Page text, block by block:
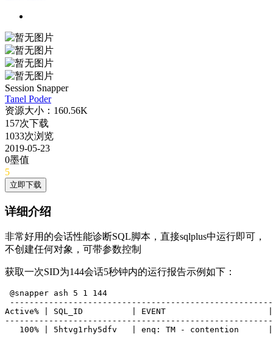
Session Snapper
Tanel Poder
资源大小：160.56K
157次下载
1033次浏览
2019-05-23
0墨值
5
立即下载
详细介绍
非常好用的会话性能诊断SQL脚本，直接sqlplus中运行即可，
不创建任何对象，可带参数控制
获取一次SID为144会话5秒钟内的运行报告示例如下：
@snapper ash 5 1 144
Active% | SQL_ID          | EVENT                     |
100% | 5htvg1rhy5dfv   | enq: TM - contention